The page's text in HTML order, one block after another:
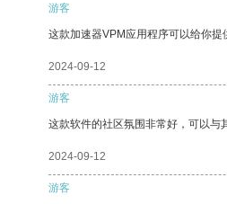
游客
这款加速器VPM应用程序可以给你提
2024-09-12
游客
这款软件的社区氛围非常好，可以与
2024-09-12
游客